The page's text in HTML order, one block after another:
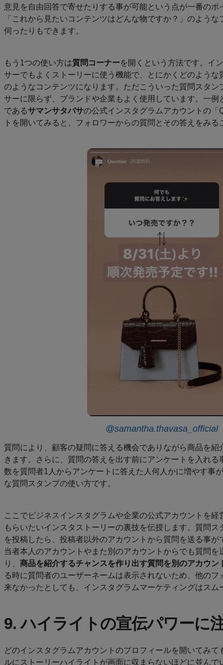
意見を自由回答で寄せたりする事が可能という点が一番のポ
「これから見たいコンテンツはどんな物ですか？」のよう
伺ったりもできます。
もう1つの使い方は質問コーナーを開くという方法です。イ
サーでもよくストーリーに使う機能で、とにかくどのような
のようなコンテンツになります。ただこういった質問スタン
サーに限らず、ブランドや企業もよく使用しています。一例
であるサマンサタバサの公式インスタグラムアカウントの「
トを開いてみると、フォロワーからの質問とその答えをみる
@samantha.thavasa_official
質問により、顧客の疑問に答える機会でありながら商品を
きます。さらに、質問の答えを出す前にアンケートを入れ
数を質問者1人からアンケートに答えた人何人かに増やす事
な質問スタンプの使い方です。
ここでビジネスインスタグラムや企業の公式アカウントを
もらいたいインスタストーリーの裏技を伝授します。質問
を投稿したら、投稿者以外のアカウントから質問を送る事
当者本人のアカウントやまた別のアカウントからでも質問を
り、 商品を紹介するチャンスを作り出す質問を別のアカウン
る時に質問者のユーザーネームは表示されないため、他の
来なかったとしても、インスタグラムマーケティングはスム
9. ハイライトの宣伝パワーに
どのインスタグラムアカウントのプロフィールを開いてみ
ルにストーリーハイライトが画面に収まらないほどに並ん